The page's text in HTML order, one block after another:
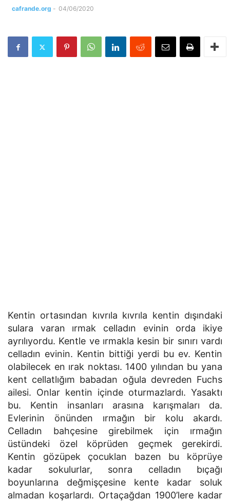
cafrande.org - 04/06/2020
Kentin ortasından kıvrıla kıvrıla kentin dışındaki
sulara varan ırmak celladın evinin orda ikiye
ayrılıyordu. Kentle ve ırmakla kesin bir sınırı vardı
celladın evinin. Kentin bittiği yerdi bu ev. Kentin
olabilecek en ırak noktası. 1400 yılından bu yana
kent cellatlığım babadan oğula devreden Fuchs
ailesi. Onlar kentin içinde oturmazlardı. Yasaktı
bu. Kentin insanları arasına karışmaları da.
Evlerinin önünden ırmağın bir kolu akardı.
Celladın bahçesine girebilmek için ırmağın
üstündeki özel köprüden geçmek gerekirdi.
Kentin gözüpek çocuklan bazen bu köprüye
kadar sokulurlar, sonra celladın bıçağı
boyunlarına değmişçesine kente kadar soluk
almadan koşarlardı. Ortaçağdan 1900’lere kadar